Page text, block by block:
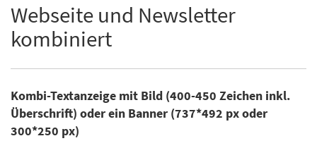
Webseite und Newsletter
kombiniert
Kombi-Textanzeige mit Bild (400-450 Zeichen inkl.
Überschrift) oder ein Banner (737*492 px oder
300*250 px)